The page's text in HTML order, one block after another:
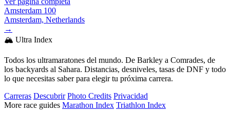
Amsterdam 100
Amsterdam, Netherlands
→
🏔️ Ultra Index
Todos los ultramaratones del mundo. De Barkley a Comrades, de
los backyards al Sahara. Distancias, desniveles, tasas de DNF y todo
lo que necesitas saber para elegir tu próxima carrera.
Carreras Descubrir Photo Credits Privacidad
More race guides Marathon Index Triathlon Index